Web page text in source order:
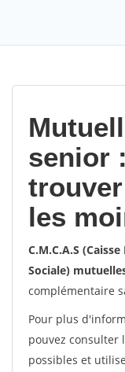
senior
les
C.M.C.A.S
Sociale)
complémentaire
Pour plus
pouvez consulter
possibles et